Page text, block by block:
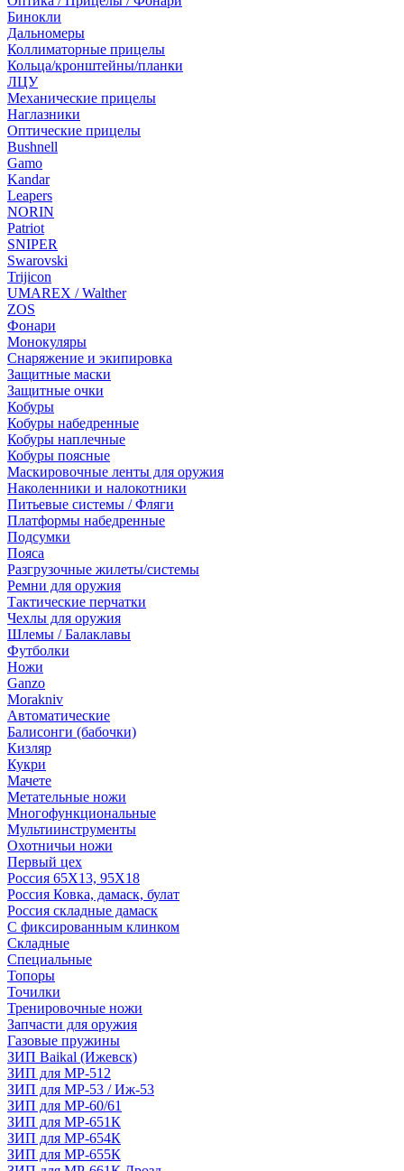
Бинокли
Дальномеры
Коллиматорные прицелы
Кольца/кронштейны/планки
ЛЦУ
Механические прицелы
Наглазники
Оптические прицелы
Bushnell
Gamo
Kandar
Leapers
NORIN
Patriot
SNIPER
Swarovski
Trijicon
UMAREX / Walther
ZOS
Фонари
Монокуляры
Снаряжение и экипировка
Защитные маски
Защитные очки
Кобуры
Кобуры набедренные
Кобуры наплечные
Кобуры поясные
Маскировочные ленты для оружия
Наколенники и налокотники
Питьевые системы / Фляги
Платформы набедренные
Подсумки
Пояса
Разгрузочные жилеты/системы
Ремни для оружия
Тактические перчатки
Чехлы для оружия
Шлемы / Балаклавы
Футболки
Ножи
Ganzo
Morakniv
Автоматические
Балисонги (бабочки)
Кизляр
Кукри
Мачете
Метательные ножи
Многофункциональные
Мультиинструменты
Охотничьи ножи
Первый цех
Россия 65Х13, 95Х18
Россия Ковка, дамаск, булат
Россия складные дамаск
С фиксированным клинком
Складные
Специальные
Топоры
Точилки
Тренировочные ножи
Запчасти для оружия
Газовые пружины
ЗИП Baikal (Ижевск)
ЗИП для МР-512
ЗИП для МР-53 / Иж-53
ЗИП для МР-60/61
ЗИП для МР-651К
ЗИП для МР-654К
ЗИП для МР-655К